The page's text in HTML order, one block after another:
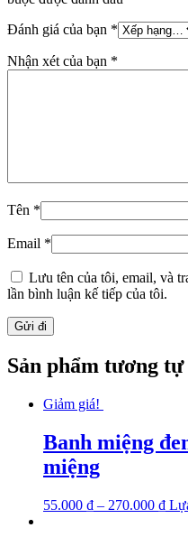
Đánh giá của bạn *
Nhận xét của bạn *
Tên *
Email *
Lưu tên của tôi, email, và
lần bình luận kế tiếp của tôi.
Sản phẩm tương tự
Giảm giá!
Banh miệng
miệng
55.000 ₫ – 270.000 ₫